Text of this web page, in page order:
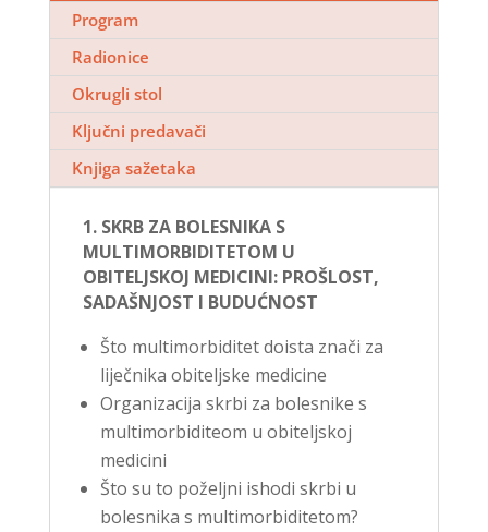
Program
Radionice
Okrugli stol
Ključni predavači
Knjiga sažetaka
1. SKRB ZA BOLESNIKA S
MULTIMORBIDITETOM U
OBITELJSKOJ MEDICINI: PROŠLOST,
SADAŠNJOST I BUDUĆNOST
Što multimorbiditet doista znači za
liječnika obiteljske medicine
Organizacija skrbi za bolesnike s
multimorbiditeom u obiteljskoj
medicini
Što su to poželjni ishodi skrbi u
bolesnika s multimorbiditetom?